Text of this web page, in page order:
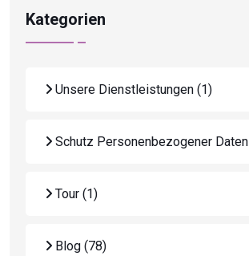
Kategorien
Unsere Dienstleistungen (1)
Schutz Personenbezogener Daten
Tour (1)
Blog (78)